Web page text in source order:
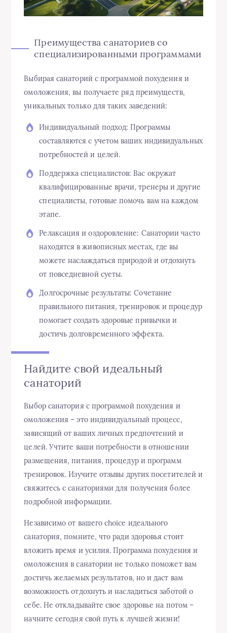
Преимущества санаториев со
специализированными программами
Выбирая санаторий с программой похудения и
омоложения, вы получаете ряд преимуществ,
уникальных только для таких заведений:
Индивидуальный подход: Программы
составляются с учетом ваших индивидуальных
потребностей и целей.
Поддержка специалистов: Вас окружат
квалифицированные врачи, тренеры и другие
специалисты, готовые помочь вам на каждом
этапе.
Релаксация и оздоровление: Санатории часто
находятся в живописных местах, где вы
можете наслаждаться природой и отдохнуть
от повседневной суеты.
Долгосрочные результаты: Сочетание
правильного питания, тренировок и процедур
помогает создать здоровые привычки и
достичь долговременного эффекта.
Найдите свой идеальный
санаторий
Выбор санатория с программой похудения и
омоложения – это индивидуальный процесс,
зависящий от ваших личных предпочтений и
целей. Учтите ваши потребности в отношении
размещения, питания, процедур и программ
тренировок. Изучите отзывы других посетителей и
свяжитесь с санаториями для получения более
подробной информации.
Независимо от вашего choice идеального
санатория, помните, что ради здоровья стоит
вложить время и усилия. Программа похудения и
омоложения в санатории не только поможет вам
достичь желаемых результатов, но и даст вам
возможность отдохнуть и насладиться заботой о
себе. Не откладывайте свое здоровье на потом –
начните сегодня свой путь к лучшей жизни!